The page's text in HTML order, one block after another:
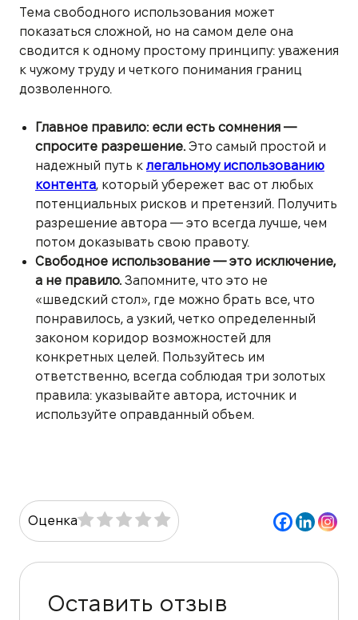
Тема свободного использования может
показаться сложной, но на самом деле она
сводится к одному простому принципу: уважения
к чужому труду и четкого понимания границ
дозволенного.
Главное правило: если есть сомнения —
спросите разрешение. Это самый простой и
надежный путь к легальному использованию
контента, который убережет вас от любых
потенциальных рисков и претензий. Получить
разрешение автора — это всегда лучше, чем
потом доказывать свою правоту.
Свободное использование — это исключение,
а не правило. Запомните, что это не
«шведский стол», где можно брать все, что
понравилось, а узкий, четко определенный
законом коридор возможностей для
конкретных целей. Пользуйтесь им
ответственно, всегда соблюдая три золотых
правила: указывайте автора, источник и
используйте оправданный объем.
Оценка
Оставить отзыв